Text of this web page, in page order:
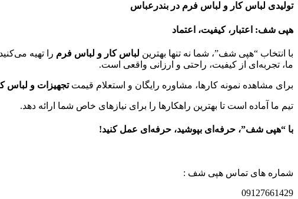
تولیدی لباس کار و لباس فرم در بندرعباس
هپی شف: اعتبار، کیفیت، اعتماد
با انتخاب “هپی شف”، شما نه تنها بهترین لباس کار و لباس فرم را تهیه
ما، تجربه‌ای از کیفیت، راحتی و ارزانی واقعی است.
برای مشاهده نمونه کارها، مشاوره رایگان و استعلام قیمتتجهیزات و لباس
تیم ما آماده است تا بهترین راهکارها را برای نیازهای خاص شما ارائه دهد.
با “هپی شف”، حرفه‌ای بپوشید، حرفه‌ای عمل کنید!
شماره های تماس هپی شف :
09127661429